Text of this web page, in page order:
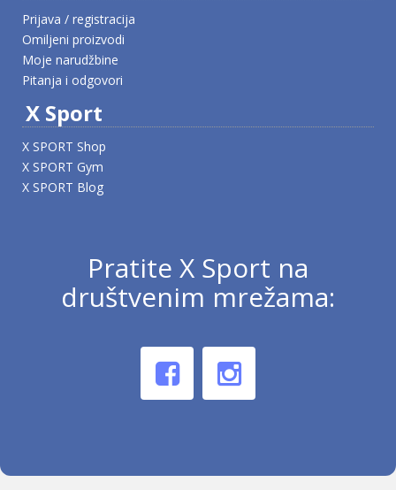
Prijava / registracija
Omiljeni proizvodi
Moje narudžbine
Pitanja i odgovori
X Sport
X SPORT Shop
X SPORT Gym
X SPORT Blog
Pratite X Sport na
društvenim mrežama: